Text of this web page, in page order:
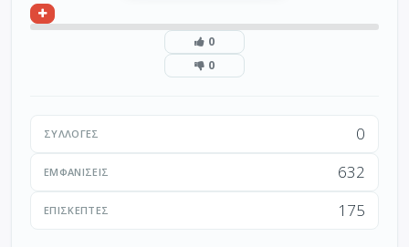
0
0
ΣΥΛΛΟΓΈΣ 0
ΕΜΦΑΝΊΣΕΙΣ 632
ΕΠΙΣΚΈΠΤΕΣ 175